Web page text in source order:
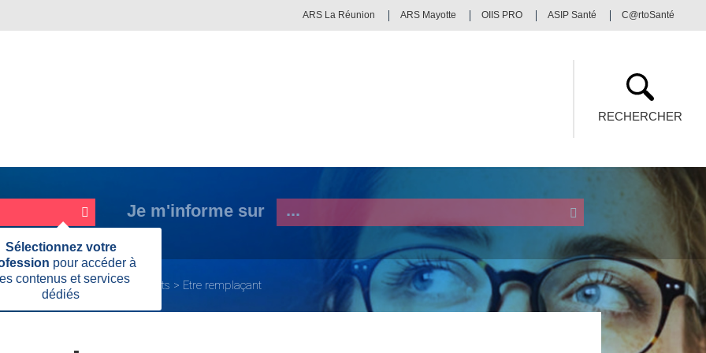
ARS La Réunion ARS Mayotte OIIS PRO ASIP Santé C@rtoSanté
RECHERCHER
Je m'informe sur
Sélectionnez votre
pour accéder à
contenus et services
dédiés
cette
Effectuer des remplacements
Etre remplaçant